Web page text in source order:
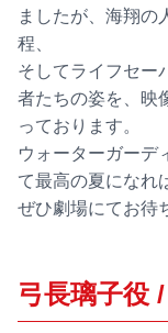
ましたが、海翔の
程、
そしてライフセー
者たちの姿を、映
っております。
ウォーターガーデ
て最高の夏になれ
ぜひ劇場にてお待
弓長璃子役